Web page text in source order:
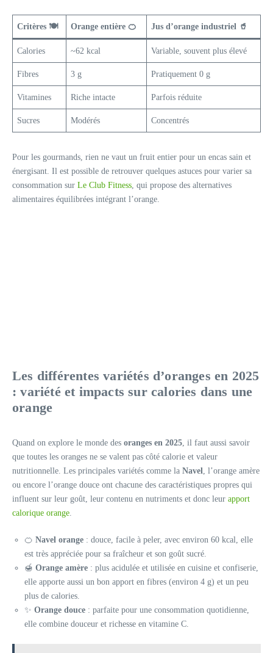
Critères 🍽️ Orange entière 🍊 Jus d’orange industriel 🥤
Calories ~62 kcal Variable, souvent plus élevé
Fibres 3 g Pratiquement 0 g
Vitamines Riche intacte Parfois réduite
Sucres Modérés Concentrés
Pour les gourmands, rien ne vaut un fruit entier pour un encas sain et
énergisant. Il est possible de retrouver quelques astuces pour varier sa
consommation sur Le Club Fitness, qui propose des alternatives
alimentaires équilibrées intégrant l’orange.
Les différentes variétés d’oranges en 2025
: variété et impacts sur calories dans une
orange
Quand on explore le monde des oranges en 2025 , il faut aussi savoir
que toutes les oranges ne se valent pas côté calorie et valeur
nutritionnelle. Les principales variétés comme la Navel , l’orange amère
ou encore l’orange douce ont chacune des caractéristiques propres qui
influent sur leur goût, leur contenu en nutriments et donc leur apport
calorique orange
🍊 Navel orange : douce, facile à peler, avec environ 60 kcal, elle
est très appréciée pour sa fraîcheur et son goût sucré.
🍯 Orange amère : plus acidulée et utilisée en cuisine et confiserie,
elle apporte aussi un bon apport en fibres (environ 4 g) et un peu
plus de calories.
✨ Orange douce : parfaite pour une consommation quotidienne,
elle combine douceur et richesse en vitamine C.